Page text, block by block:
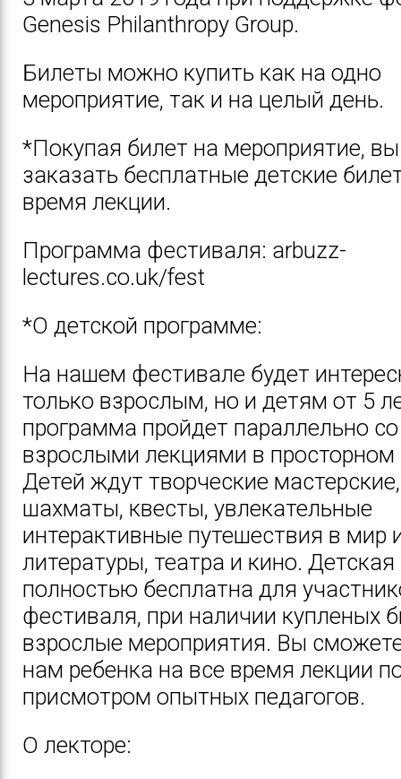
Genesis Philanthropy Group.
Билеты можно купить как на одно
мероприятие, так и на целый день.
*Покупая билет на мероприятие,
заказать бесплатные детские
время лекции.
Программа фестиваля: arbuzz-
lectures.co.uk/fest
*О детской программе:
На нашем фестивале будет
только взрослым, но и детям от 5
программа пройдет параллельно со
взрослыми лекциями в просторном
Детей ждут творческие
шахматы, квесты, увлекательные
интерактивные путешествия в мир
литературы, театра и кино.
полностью бесплатна для
фестиваля, при наличии купленых
взрослые мероприятия. Вы
нам ребенка на все время лекции
присмотром опытных педагогов.
О лекторе: